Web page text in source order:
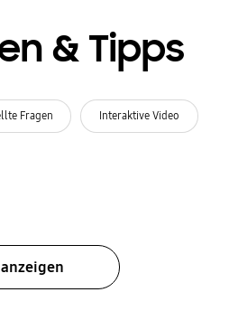
& Tipps
Fragen Interaktive Video